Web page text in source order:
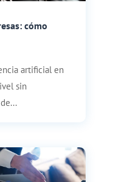
cómo
artificial en
sin